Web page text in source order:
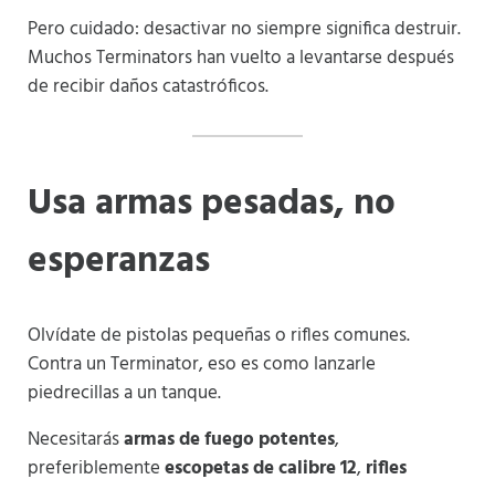
Pero cuidado: desactivar no siempre significa destruir.
Muchos Terminators han vuelto a levantarse después
de recibir daños catastróficos.
Usa armas pesadas, no
esperanzas
Olvídate de pistolas pequeñas o rifles comunes.
Contra un Terminator, eso es como lanzarle
piedrecillas a un tanque.
Necesitarásarmas de fuego potentes,
preferiblementeescopetas de calibre 12, rifles